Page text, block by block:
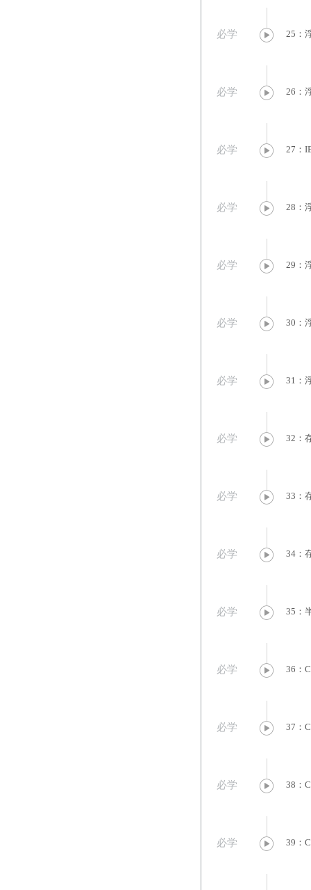
必学 25：
必学 26：
必学 27：
必学 28：
必学 29：
必学 30：
必学 31：
必学 32：
必学 33：
必学 34：
必学 35：
必学 36：
必学 37：
必学 38：
必学 39：